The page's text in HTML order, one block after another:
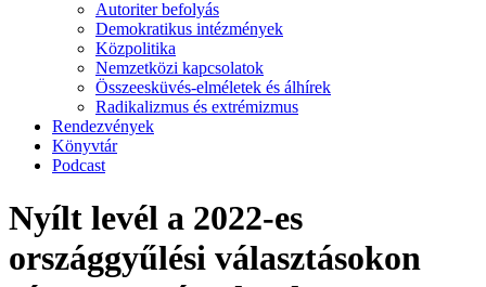
Autoriter befolyás
Demokratikus intézmények
Közpolitika
Nemzetközi kapcsolatok
Összeesküvés-elméletek és álhírek
Radikalizmus és extrémizmus
Rendezvények
Könyvtár
Podcast
Nyílt levél a 2022-es
országgyűlési választásokon